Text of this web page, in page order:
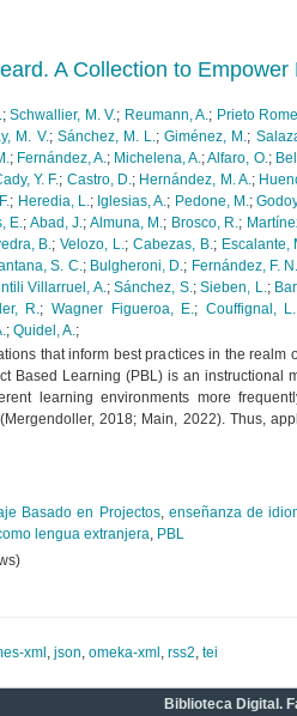
A Collection to Empower
; Schwallier, M. V.; Reumann, A.; Prieto
M. V.; Sánchez, M. L.;Giménez, M.;
; Fernández, A.; Michelena, A.;Alfaro, O.;
Y. F.; Castro, D.; Hernández, M. A.;
; Heredia, L.; Iglesias, A.; Pedone, M.;
E.; Abad, J.; Almuna, M.; Brosco, R.;
B.;Velozo, L.; Cabezas, B.; Escalante,
S. C.; Bulgheroni, D.; Fernández, F. N.
Villarruel, A.;Sánchez, S.;Sieben, L.;
R.; Wagner Figueroa, E.; Couffignal, L.
; Quidel, A.;
that inform best practices in the realm
Based Learning (PBL) is an instructional
learning environments more
2018; Main, 2022). Thus,
Basado en Projectos, enseñanza de
lengua extranjera, PBL
xml , json, omeka-xml , rss2, tei
Biblioteca Digital.